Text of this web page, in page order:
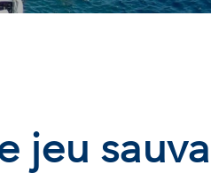
jeu